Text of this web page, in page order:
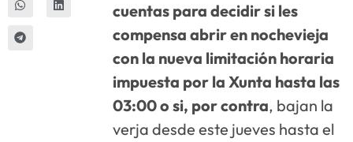
cuentas para decidir si les
compensa abrir en nochevieja
con la nueva limitación horaria
impuesta por la Xunta hasta las
03:00 o si, por contra, bajan la
verja desde este jueves hasta el